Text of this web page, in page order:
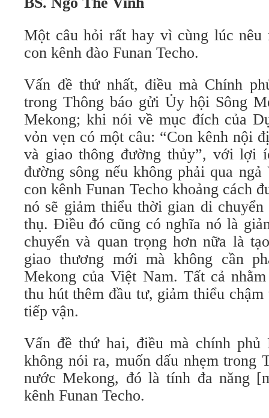
Một câu hỏi rất hay vì cùng lúc nêu
con kênh đào Funan Techo.
Vấn đề thứ nhất, điều mà Chính
trong Thông báo gửi Ủy hội Sông
Mekong; khi nói về mục đích của
vỏn vẹn có một câu: “Con kênh nội
và giao thông đường thủy”, với lợi
đường sông nếu không phải qua
con kênh Funan Techo khoảng cách
nó sẽ giảm thiểu thời gian di
thụ. Điều đó cũng có nghĩa nó là
chuyển và quan trọng hơn nữa là
giao thương mới mà không cần
Mekong của Việt Nam. Tất cả
thu hút thêm đầu tư, giảm thiểu
tiếp vận.
Vấn đề thứ hai, điều mà chính phủ
không nói ra, muốn dấu nhẹm trong
nước Mekong, đó là tính đa năng
kênh Funan Techo.